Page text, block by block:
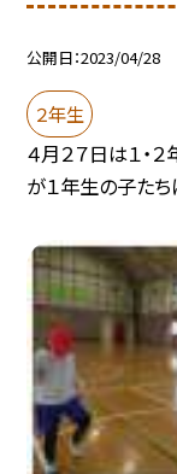
公開日 2023/04/28
２年生
４月２７日は１・
が１年生の子た